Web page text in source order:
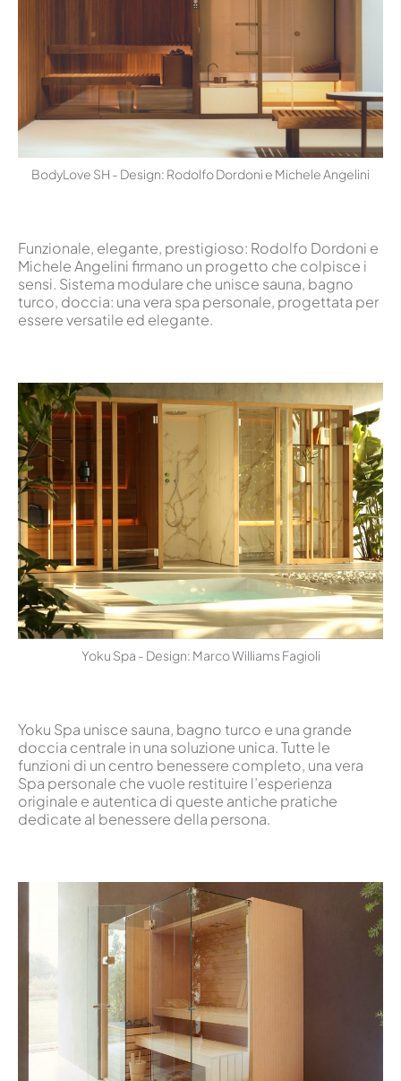
BodyLove SH - Design: Rodolfo Dordoni e Michele Angelini
Funzionale, elegante, prestigioso: Rodolfo Dordoni e
Michele Angelini firmano un progetto che colpisce i
sensi. Sistema modulare che unisce sauna, bagno
turco, doccia: una vera spa personale, progettata per
essere versatile ed elegante.
Yoku Spa - Design: Marco Williams Fagioli
Yoku Spa unisce sauna, bagno turco e una grande
doccia centrale in una soluzione unica. Tutte le
funzioni di un centro benessere completo, una vera
Spa personale che vuole restituire l’esperienza
originale e autentica di queste antiche pratiche
dedicate al benessere della persona.